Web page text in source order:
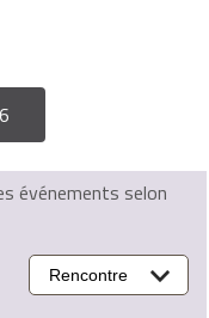
événements selon
Rencontre